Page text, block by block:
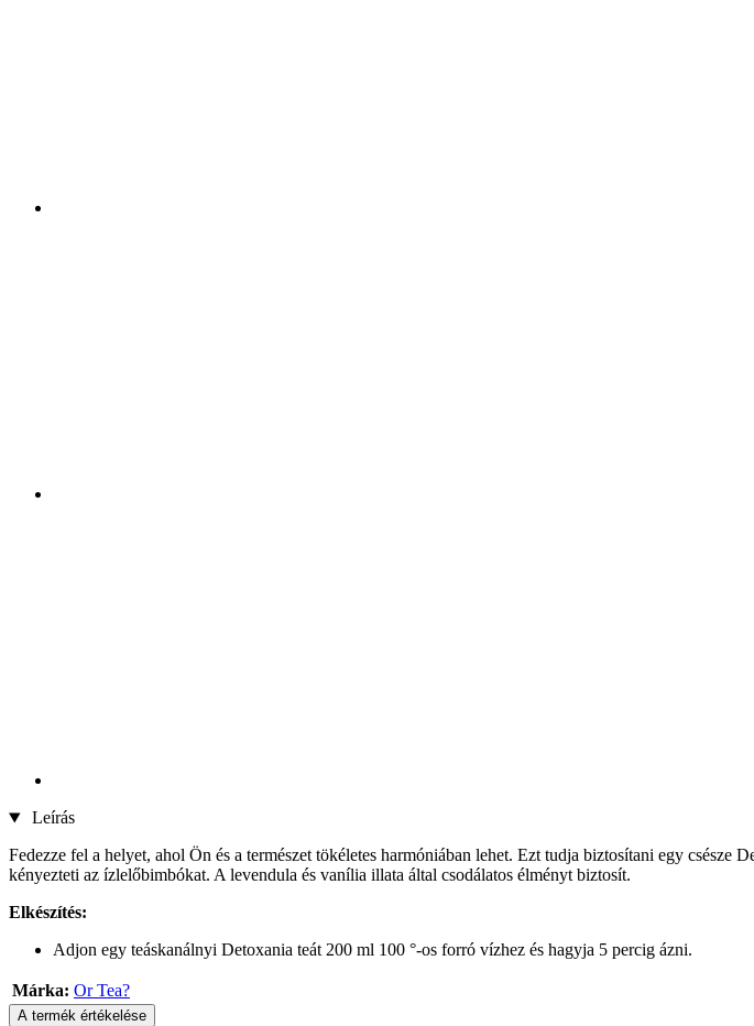
Leírás
Fedezze fel a helyet, ahol Ön és a természet tökéletes harmóniában lehet. Ezt tudja biztosítani egy
kényezteti az ízlelőbimbókat. A levendula és vanília illata által csodálatos élményt biztosít.
Elkészítés:
Adjon egy teáskanálnyi Detoxania teát 200 ml 100 °-os forró vízhez és hagyja 5 percig ázni.
Márka: Or Tea?
A termék értékelése